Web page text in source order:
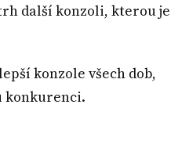
další konzoli, kterou je
konzole všech dob,
konkurenci.